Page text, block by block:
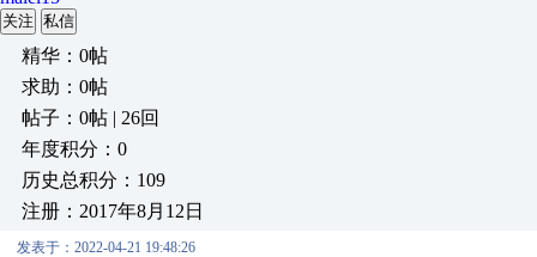
关注 私信
精华：0帖
求助：0帖
帖子：0帖 | 26回
年度积分：0
历史总积分：109
注册：2017年8月12日
发表于：2022-04-21 19:48:26